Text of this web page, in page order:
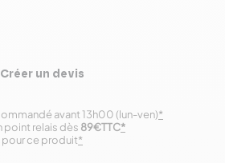
Créer un devis
avant 13h00 (lun-ven)*
pour ce produit*
point relais dès 89€TTC*